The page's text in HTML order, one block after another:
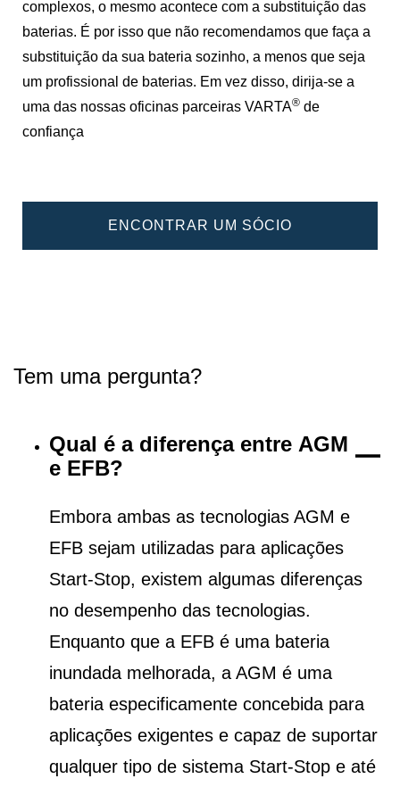
complexos, o mesmo acontece com a substituição das
baterias. É por isso que não recomendamos que faça a
substituição da sua bateria sozinho, a menos que seja
um profissional de baterias. Em vez disso, dirija-se a
uma das nossas oficinas parceiras VARTA® de
confiança
ENCONTRAR UM SÓCIO
Tem uma pergunta?
Qual é a diferença entre AGM
e EFB?
Embora ambas as tecnologias AGM e
EFB sejam utilizadas para aplicações
Start-Stop, existem algumas diferenças
no desempenho das tecnologias.
Enquanto que a EFB é uma bateria
inundada melhorada, a AGM é uma
bateria especificamente concebida para
aplicações exigentes e capaz de suportar
qualquer tipo de sistema Start-Stop e até